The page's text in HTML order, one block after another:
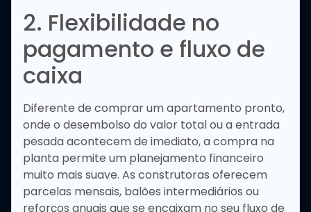
2. Flexibilidade no
pagamento e fluxo de
caixa
Diferente de comprar um apartamento pronto,
onde o desembolso do valor total ou a entrada
pesada acontecem de imediato, a compra na
planta permite um planejamento financeiro
muito mais suave. As construtoras oferecem
parcelas mensais, balões intermediários ou
reforços anuais que se encaixam no seu fluxo de